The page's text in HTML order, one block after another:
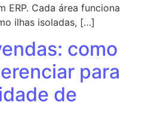
ERP. Cada área funciona
ilhas isoladas, […]
como
para
de